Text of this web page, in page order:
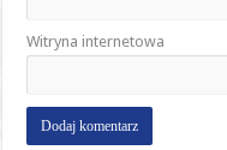
Witryna internetowa